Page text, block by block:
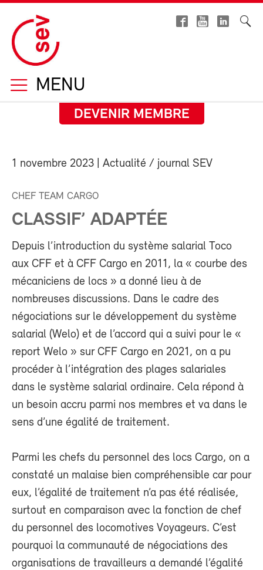
MENU
DEVENIR MEMBRE
1 novembre 2023 | Actualité / journal SEV
CHEF TEAM CARGO
CLASSIF’ ADAPTÉE
Depuis l’introduction du système salarial Toco
aux CFF et à CFF Cargo en 2011, la « courbe des
mécaniciens de locs » a donné lieu à de
nombreuses discussions. Dans le cadre des
négociations sur le développement du système
salarial (Welo) et de l’accord qui a suivi pour le «
report Welo » sur CFF Cargo en 2021, on a pu
procéder à l’intégration des plages salariales
dans le système salarial ordinaire. Cela répond à
un besoin accru parmi nos membres et va dans le
sens d’une égalité de traitement.
Parmi les chefs du personnel des locs Cargo, on a
constaté un malaise bien compréhensible car pour
eux, l’égalité de traitement n’a pas été réalisée,
surtout en comparaison avec la fonction de chef
du personnel des locomotives Voyageurs. C’est
pourquoi la communauté de négociations des
organisations de travailleurs a demandé l’égalité